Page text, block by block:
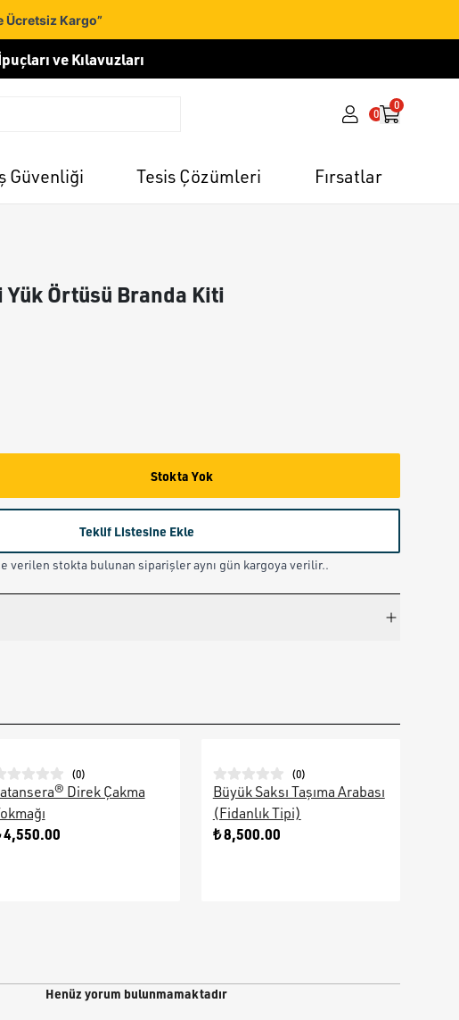
Ücretsiz Kargo”
ve Kılavuzları
0
0
Güvenliği Tesis Çözümleri Fırsatlar
Yük Örtüsü Branda Kiti
Stokta Yok
Teklif Listesine Ekle
verilen stokta bulunan siparişler aynı gün kargoya verilir..
(0)
Direk Çakma
4,550.00
(0)
Büyük Saksı Taşıma Arabası
(Fidanlık Tipi)
₺ 8,500.00
Henüz yorum bulunmamaktadır